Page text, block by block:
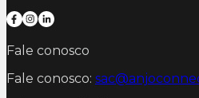
Fale conosco
Fale conosco: